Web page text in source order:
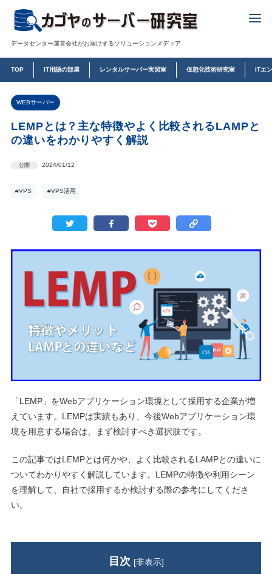
データセンター運営会社がお届けするソリューションメディア
TOP IT用語の部屋 レンタルサーバー実習室 仮想化技術研究室 ITエ
WEBサーバー
LEMPとは？主な特徴やよく比較されるLAMPと
の違いをわかりやすく解説
公開 2024/01/12
#VPS #VPS活用
「LEMP」をWebアプリケーション環境として採用する企業が増
えています。LEMPは実績もあり、今後Webアプリケーション環
境を用意する場合は、まず検討すべき選択肢です。
この記事ではLEMPとは何かや、よく比較されるLAMPとの違いに
ついてわかりやすく解説しています。LEMPの特徴や利用シーン
を理解して、自社で採用するか検討する際の参考にしてくださ
い。
目次 [非表示]